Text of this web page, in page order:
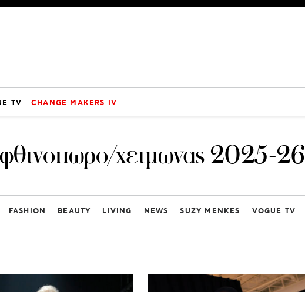
TV CHANGE MAKERS IV
φθινοπωρο/χειμωνας 2025-26
FASHION BEAUTY LIVING NEWS SUZY MENKES VOGUE TV